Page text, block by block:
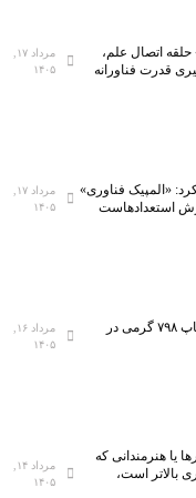
اتصال علم،
قدرت فناورانه
۱۴۰۵
«المپیک فناوری»
استعدادهاست
۱۴۰۵
هواوی از MPVهای لوکس و لپ‌تاپ ۷۹۸ گرمی در
۱۴۰۵
یا هنرمندانی که
بالاتر است،
۱۴۰۵